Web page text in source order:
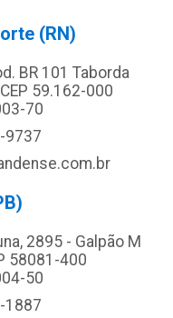
(RN)
BR 101 Taborda
59.162-000
70
9737
2895 - Galpão M
58081-400
50
1887